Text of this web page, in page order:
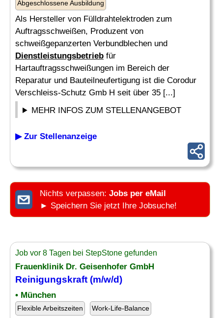
Abgeschlossene Ausbildung
Als Hersteller von Fülldrahtelektroden zum
Auftragsschweißen, Produzent von
schweißgepanzerten Verbundblechen und
Dienstleistungsbetrieb für
Hartauftragsschweißungen im Bereich der
Reparatur und Bauteilneufertigung ist die Corodur
Verschleiss-Schutz Gmb H seit über 35 [...]
MEHR INFOS ZUM STELLENANGEBOT
▶ Zur Stellenanzeige
Nichts verpassen: Jobs per eMail
► Speichern Sie jetzt Ihre Jobsuche!
Job vor 8 Tagen bei StepStone gefunden
Frauenklinik Dr. Geisenhofer GmbH
Reinigungskraft (m/w/d)
• München
Flexible Arbeitszeiten Work-Life-Balance